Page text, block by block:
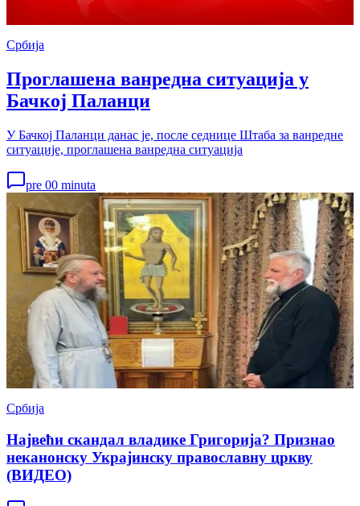
Србија
Проглашена ванредна ситуација у
Бачкој Паланци
У Бачкој Паланци данас је, после седнице Штаба за ванредне
ситуације, проглашена ванредна ситуација
pre 00 minuta
Србија
Највећи скандал владике Григорија? Признао
неканонску Украјинску православну цркву
(ВИДЕО)